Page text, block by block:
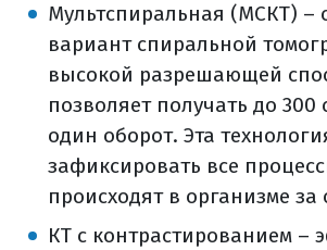
Мультспиральная (МСКТ) –
вариант спиральной
высокой разрешающей
позволяет получать до 300
один оборот. Эта
зафиксировать все
происходят в организме за
КТ с контрастированием –